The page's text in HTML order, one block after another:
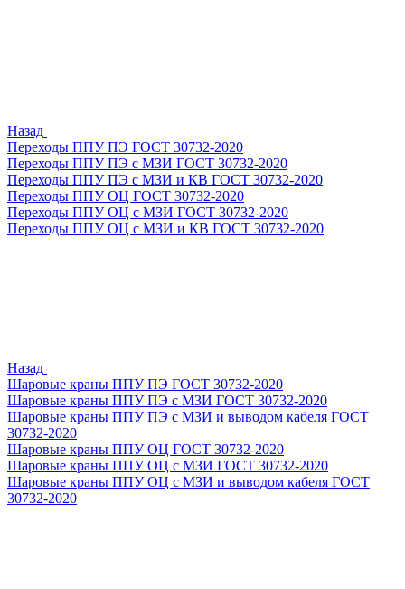
Назад
Переходы ППУ ПЭ ГОСТ 30732-2020
Переходы ППУ ПЭ с МЗИ ГОСТ 30732-2020
Переходы ППУ ПЭ с МЗИ и КВ ГОСТ 30732-2020
Переходы ППУ ОЦ ГОСТ 30732-2020
Переходы ППУ ОЦ с МЗИ ГОСТ 30732-2020
Переходы ППУ ОЦ с МЗИ и КВ ГОСТ 30732-2020
Назад
Шаровые краны ППУ ПЭ ГОСТ 30732-2020
Шаровые краны ППУ ПЭ с МЗИ ГОСТ 30732-2020
Шаровые краны ППУ ПЭ с МЗИ и выводом кабеля ГОСТ
30732-2020
Шаровые краны ППУ ОЦ ГОСТ 30732-2020
Шаровые краны ППУ ОЦ с МЗИ ГОСТ 30732-2020
Шаровые краны ППУ ОЦ с МЗИ и выводом кабеля ГОСТ
30732-2020